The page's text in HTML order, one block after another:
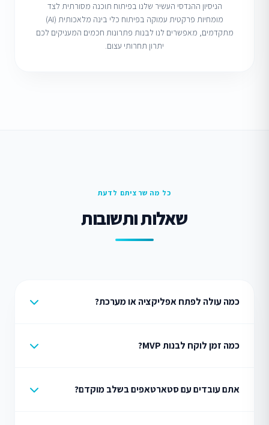
הניסיון ההנדסי העשיר שלנו בפיתוח תוכנה מסורתית לצד
מומחיות פרקטית עמוקה בפיתוח כלי בינה מלאכותית (AI)
מתקדמים, מאפשרים לנו לבנות פתרונות חכמים המעניקים לכם
יתרון תחרותי עצום.
כל מה שרציתם לדעת
שאלות ותשובות
כמה עולה לפתח אפליקציה או מערכת?
כמה זמן לוקח לבנות MVP?
אתם עובדים עם סטארטאפים בשלב מוקדם?